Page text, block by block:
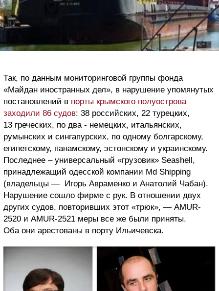
Так, по данным мониторинговой группы фонда
«Майдан иностранных дел», в нарушение упомянутых
постановлений в порты крымского полуострова
заходили 86 судов: 38 российских, 22 турецких,
13 греческих, по два - немецких, итальянских,
румынских и сингапурских, по одному болгарскому,
египетскому, панамскому, эстонскому и украинскому.
Последнее – универсальный «грузовик» Seashell,
принадлежащий одесской компании Md Shipping
(владельцы — Игорь Авраменко и Анатолий Чабан).
Нарушение сошло фирме с рук. В отношении двух
других судов, повторивших этот «трюк», — AMUR-
2520 и AMUR-2521 меры все же были приняты.
Оба они арестованы в порту Ильичевска.